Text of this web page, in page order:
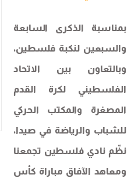
بمناسبة الذكرى السابعة
والسبعين لنكبة فلسطين،
وبالتعاون بين الاتحاد
الفلسطيني لكرة القدم
المصغرة والمكتب الحركي
للشباب والرياضة في صيدا،
نظّم نادي فلسطين تجمعنا
ومعاهد الآفاق مباراة كأس